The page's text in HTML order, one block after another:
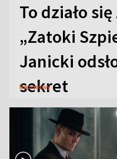
To działo
„Zatoki
Janicki
sekret
Rozmowy